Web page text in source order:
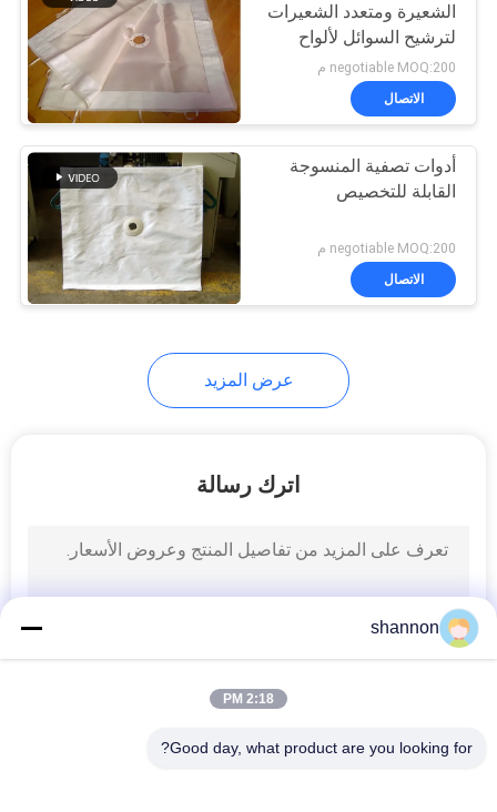
قماش مرشح PTFE
16
قماش مرشح منسوج
قماش مرشح نايلون
13
الشعيرة ومتعدد الشعيرات
لترشيح السوائل لألواح
مرشح الضغط
negotiable MOQ:200 م
الاتصال
أدوات تصفية المنسوجة
القابلة للتخصيص
negotiable MOQ:200 م
الاتصال
عرض المزيد
اترك رسالة
shannon
2:18 PM
Good day, what product are you looking for?